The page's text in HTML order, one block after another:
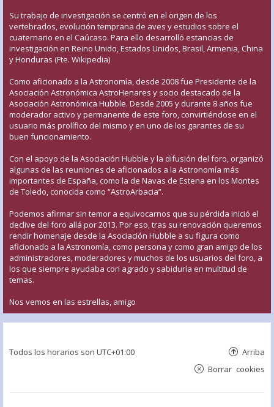
Su trabajo de investigación se centró en el origen de los
vertebrados, evolución temprana de aves y estudios sobre el
cuaternario en el Caúcaso. Para ello desarrolló estancias de
investigación en Reino Unido, Estados Unidos, Brasil, Armenia, China
y Honduras (Fte. Wikipedia)
Como aficionado a la Astronomía, desde 2008 fue Presidente de la
Asociación Astronómica AstroHenares y socio destacado de la
Asociación Astronómica Hubble. Desde 2005 y durante 8 años fue
moderador activo y permanente de este foro, convirtiéndose en el
usuario más prolífico del mismo y en uno de los garantes de su
buen funcionamiento.
Con el apoyo de la Asociación Hubble y la difusión del foro, organizó
algunas de las reuniones de aficionados a la Astronomía más
importantes de España, como la de Navas de Estena en los Montes
de Toledo, conocida como “AstroArbacia”.
Podemos afirmar sin temor a equivocarnos que su pérdida inició el
declive del foro allá por 2013. Por eso, tras su renovación queremos
rendir homenaje desde la Asociación Hubble a su figura como
aficionado a la Astronomía, como persona y como gran amigo de los
administradores, moderadores y muchos de los usuarios del foro, a
los que siempre ayudaba con agrado y sabiduría en multitud de
temas.
Nos vemos en las estrellas, amigo
Todos los horarios son UTC+01:00 Arriba
Borrar cookies